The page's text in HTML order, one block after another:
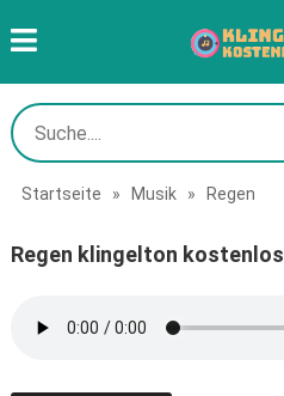
Startseite » Musik » Regen
Regen klingelton kostenlos